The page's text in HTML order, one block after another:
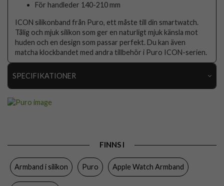
För handleder 140-210 mm
ICON silikonband från Puro, ett måste till din smartwatch.
Tålig och mjuk silikon som ger en naturligt mjuk känsla mot
huden och en design som passar perfekt. Du kan även
matcha klockbandet med andra tillbehör i Puro ICON-serien.
SPECIFIKATIONER
Färg
Material
FINNS I
Armband i silikon Puro Apple Watch Armband